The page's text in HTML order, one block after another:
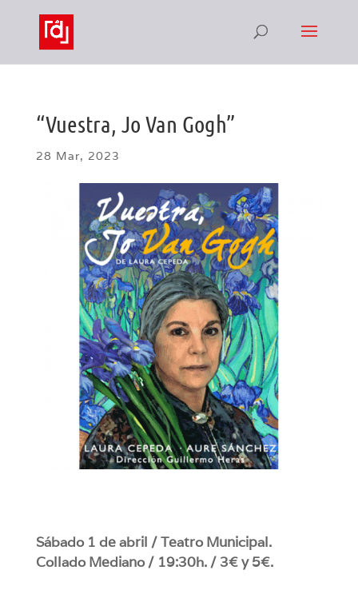
“Vuestra, Jo Van Gogh”
28 Mar, 2023
Sábado 1 de abril / Teatro Municipal.
Collado Mediano / 19:30h. / 3€ y 5€.